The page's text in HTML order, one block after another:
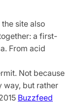
site also
a first-
From acid
Not because
way, but rather
Buzzfeed